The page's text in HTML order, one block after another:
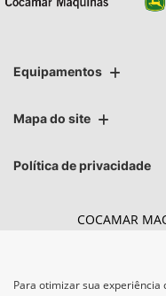
Equipamentos
Mapa do site
Política de privacidade
COCAMAR
CNPJ:
Para otimizar sua experiência